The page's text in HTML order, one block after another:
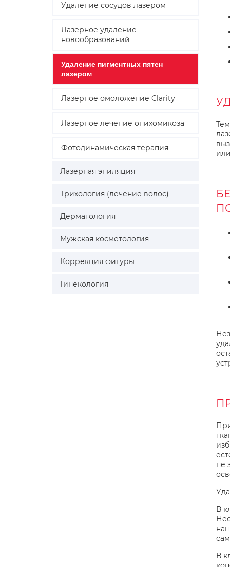
не
В
В
Удаление сосудов лазером
Лазерное удаление
новообразований
Удаление пигментных пятен
лазером
Лазерное омоложение Clarity
Лазерное лечение онихомикоза
Фотодинамическая терапия
Лазерная эпиляция
Трихология (лечение волос)
Дерматология
Мужская косметология
Коррекция фигуры
Гинекология